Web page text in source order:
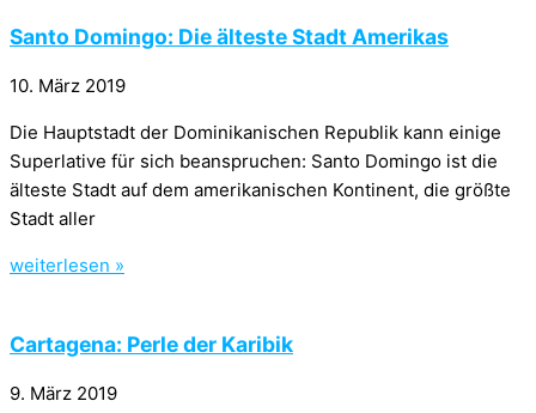
Santo Domingo: Die älteste Stadt Amerikas
10. März 2019
Die Hauptstadt der Dominikanischen Republik kann einige
Superlative für sich beanspruchen: Santo Domingo ist die
älteste Stadt auf dem amerikanischen Kontinent, die größte
Stadt aller
weiterlesen »
Cartagena: Perle der Karibik
9. März 2019